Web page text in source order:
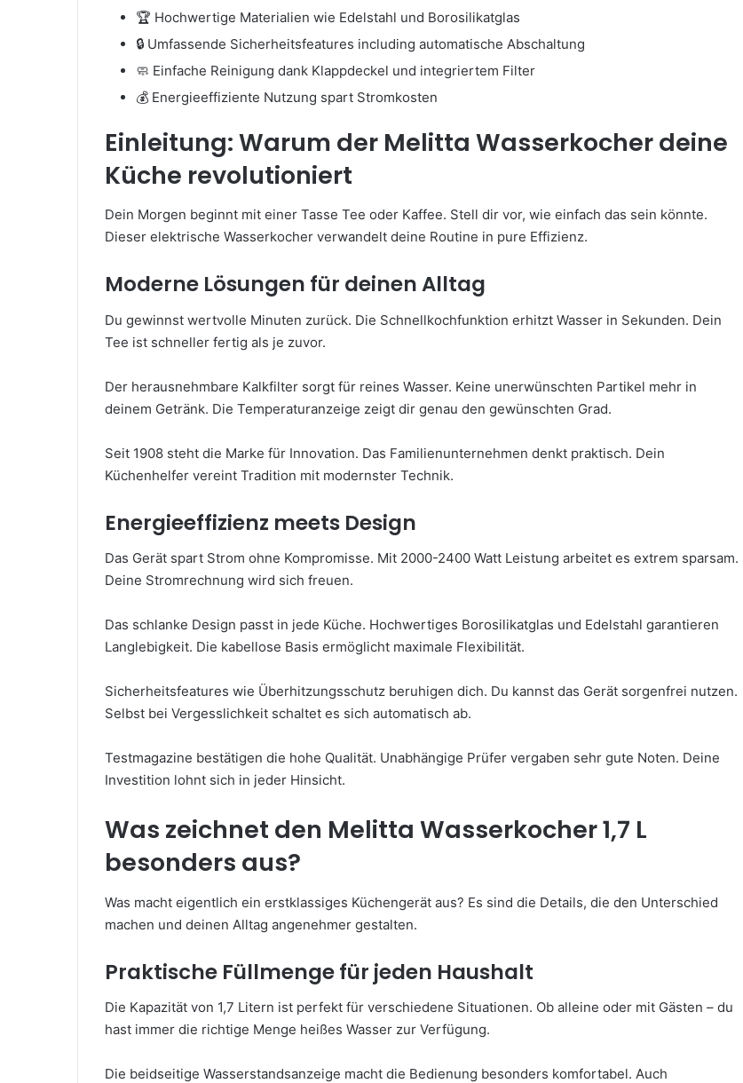
🏆 Hochwertige Materialien wie Edelstahl und Borosilikatglas
🔒 Umfassende Sicherheitsfeatures including automatische Abschaltung
🧼 Einfache Reinigung dank Klappdeckel und integriertem Filter
💰 Energieeffiziente Nutzung spart Stromkosten
Einleitung: Warum der Melitta Wasserkocher deine
Küche revolutioniert
Dein Morgen beginnt mit einer Tasse Tee oder Kaffee. Stell dir vor, wie einfach das sein könnte.
Dieser elektrische Wasserkocher verwandelt deine Routine in pure Effizienz.
Moderne Lösungen für deinen Alltag
Du gewinnst wertvolle Minuten zurück. Die Schnellkochfunktion erhitzt Wasser in Sekunden. Dein
Tee ist schneller fertig als je zuvor.
Der herausnehmbare Kalkfilter sorgt für reines Wasser. Keine unerwünschten Partikel mehr in
deinem Getränk. Die Temperaturanzeige zeigt dir genau den gewünschten Grad.
Seit 1908 steht die Marke für Innovation. Das Familienunternehmen denkt praktisch. Dein
Küchenhelfer vereint Tradition mit modernster Technik.
Energieeffizienz meets Design
Das Gerät spart Strom ohne Kompromisse. Mit 2000-2400 Watt Leistung arbeitet es extrem sparsam.
Deine Stromrechnung wird sich freuen.
Das schlanke Design passt in jede Küche. Hochwertiges Borosilikatglas und Edelstahl garantieren
Langlebigkeit. Die kabellose Basis ermöglicht maximale Flexibilität.
Sicherheitsfeatures wie Überhitzungsschutz beruhigen dich. Du kannst das Gerät sorgenfrei nutzen.
Selbst bei Vergesslichkeit schaltet es sich automatisch ab.
Testmagazine bestätigen die hohe Qualität. Unabhängige Prüfer vergaben sehr gute Noten. Deine
Investition lohnt sich in jeder Hinsicht.
Was zeichnet den Melitta Wasserkocher 1,7 L
besonders aus?
Was macht eigentlich ein erstklassiges Küchengerät aus? Es sind die Details, die den Unterschied
machen und deinen Alltag angenehmer gestalten.
Praktische Füllmenge für jeden Haushalt
Die Kapazität von 1,7 Litern ist perfekt für verschiedene Situationen. Ob alleine oder mit Gästen – du
hast immer die richtige Menge heißes Wasser zur Verfügung.
Die beidseitige Wasserstandsanzeige macht die Bedienung besonders komfortabel. Auch